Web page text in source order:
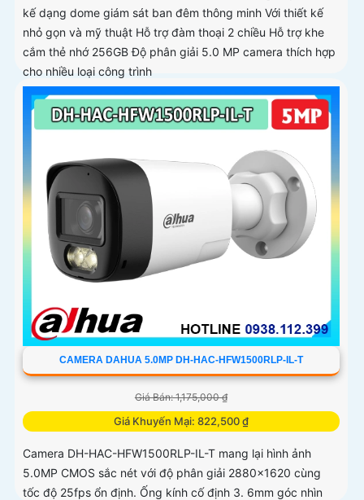
kế dạng dome giám sát ban đêm thông minh Với thiết kế
nhỏ gọn và mỹ thuật Hỗ trợ đàm thoại 2 chiều Hỗ trợ khe
cắm thẻ nhớ 256GB Độ phân giải 5.0 MP camera thích hợp
cho nhiều loại công trình
CAMERA DAHUA 5.0MP DH-HAC-HFW1500RLP-IL-T
Giá Bán: 1,175,000 ₫
Giá Khuyến Mại: 822,500 ₫
Camera DH-HAC-HFW1500RLP-IL-T mang lại hình ảnh
5.0MP CMOS sắc nét với độ phân giải 2880×1620 cùng
tốc độ 25fps ổn định. Ống kính cố định 3. 6mm góc nhìn